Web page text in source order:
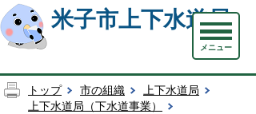
米子市上下水道局
メニュー
トップ 市の組織
上下水道局
上下水道局（下水道事業）